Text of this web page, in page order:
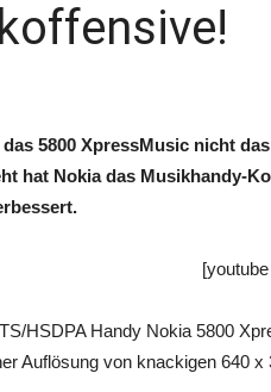
5800 XpressMusic nicht
hat Nokia das Musikhandy-
HSDPA Handy Nokia 5800
Auflösung von knackigen 640